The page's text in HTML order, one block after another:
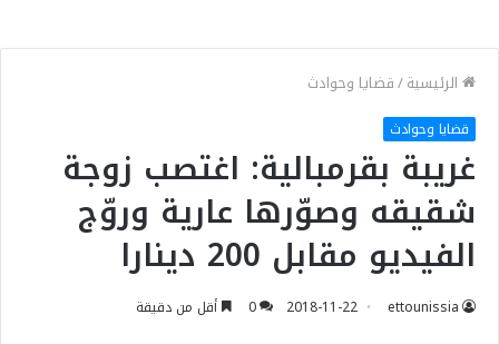
الرئيسية/قضايا وحوادث
قضايا وحوادث
غريبة بقرمبالية: اغتصب زوجة
شقيقه وصوّرها عارية وروّج
الفيديو مقابل 200 دينارا
ettounissia
2018-11-22
0 أقل من دقيقة